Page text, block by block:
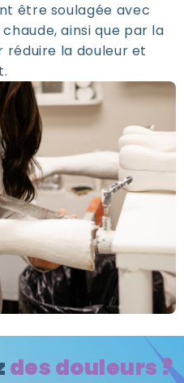
être soulagée avec
ainsi que par la
réduire la douleur et
des douleurs ?